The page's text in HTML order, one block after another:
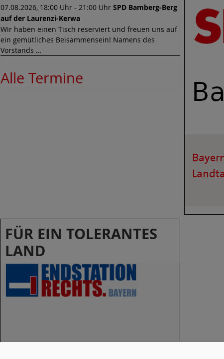
07.08.2026, 18:00 Uhr - 21:00 Uhr SPD Bamberg-Berg
auf der Laurenzi-Kerwa
Wir haben einen Tisch reserviert und freuen uns auf
ein gemütliches Beisammensein! Namens des
Vorstands …
Alle Termine
FÜR EIN TOLERANTES
LAND